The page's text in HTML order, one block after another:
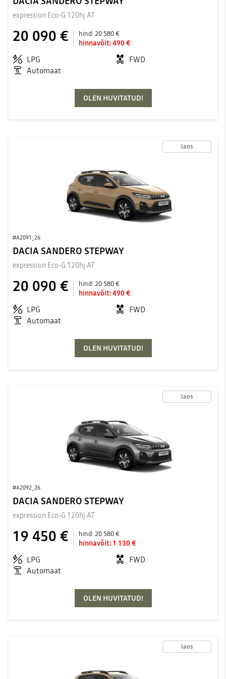
expression Eco-G 120hj AT
20 090 € hind:20 580 €
hinnavõit:490 €
LPG
FWD
Automaat
OLEN HUVITATUD!
laos
#A2091_26
DACIA SANDERO STEPWAY
expression Eco-G 120hj AT
20 090 € hind:20 580 €
hinnavõit:490 €
LPG
FWD
Automaat
OLEN HUVITATUD!
laos
#A2092_26
DACIA SANDERO STEPWAY
expression Eco-G 120hj AT
19 450 € hind:20 580 €
hinnavõit: 1 130 €
LPG
FWD
Automaat
OLEN HUVITATUD!
laos